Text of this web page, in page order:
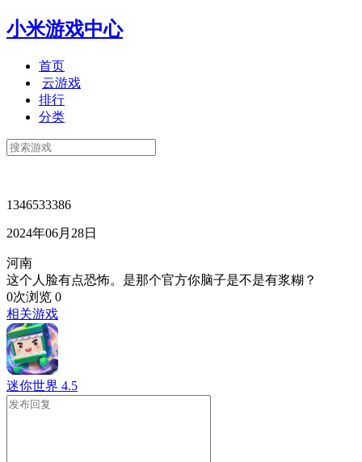
小米游戏中心
首页
云游戏
排行
分类
1346533386
2024年06月28日
河南
这个人脸有点恐怖。是那个官方你脑子是不是有浆糊？
0次浏览 0
相关游戏
迷你世界 4.5